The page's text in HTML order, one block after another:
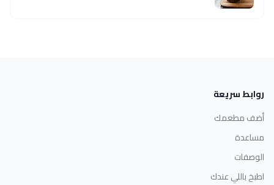
روابط سريعة
أضف مطعمك
مساعدة
الوصفات
اطبخ باللي عندك